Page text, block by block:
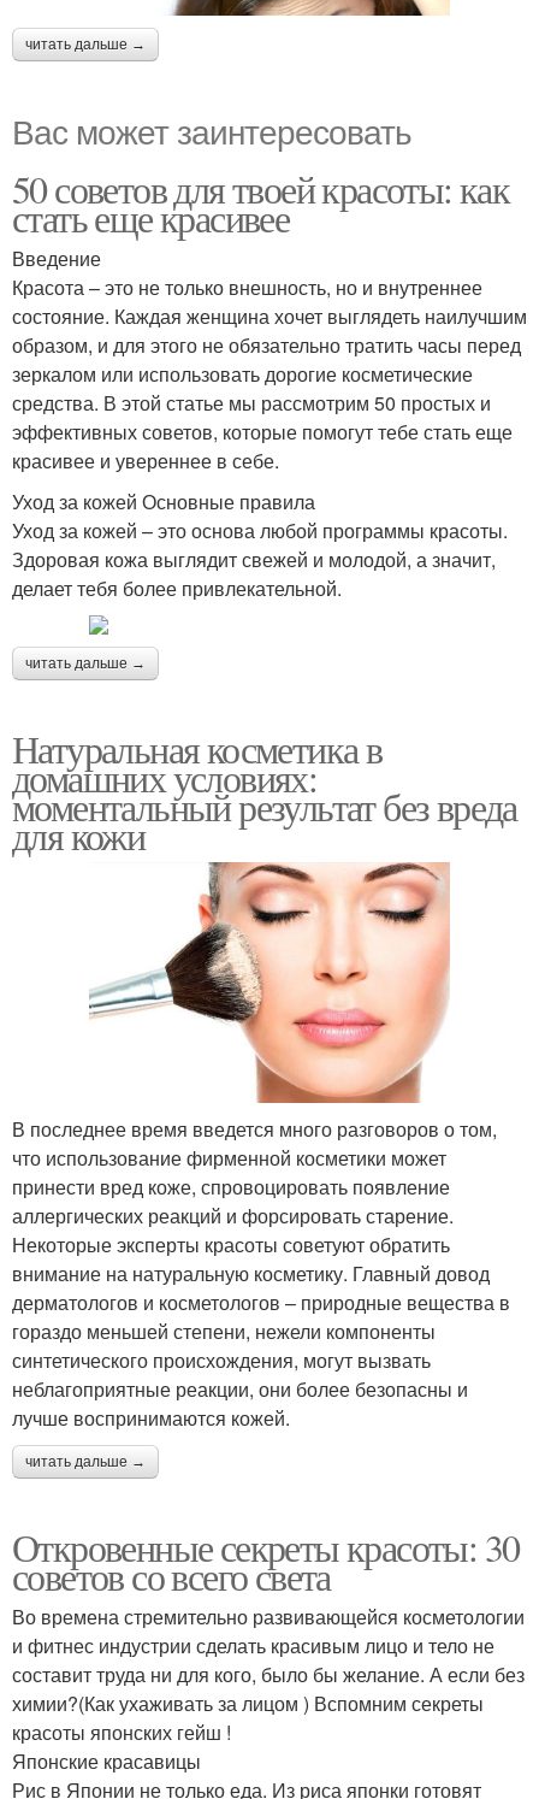
читать дальше →
Вас может заинтересовать
50 советов для твоей красоты: как
стать еще красивее
Введение
Красота – это не только внешность, но и внутреннее
состояние. Каждая женщина хочет выглядеть наилучшим
образом, и для этого не обязательно тратить часы перед
зеркалом или использовать дорогие косметические
средства. В этой статье мы рассмотрим 50 простых и
эффективных советов, которые помогут тебе стать еще
красивее и увереннее в себе.
Уход за кожей Основные правила
Уход за кожей – это основа любой программы красоты.
Здоровая кожа выглядит свежей и молодой, а значит,
делает тебя более привлекательной.
читать дальше →
Натуральная косметика в
домашних условиях:
моментальный результат без вреда
для кожи
В последнее время введется много разговоров о том,
что использование фирменной косметики может
принести вред коже, спровоцировать появление
аллергических реакций и форсировать старение.
Некоторые эксперты красоты советуют обратить
внимание на натуральную косметику. Главный довод
дерматологов и косметологов – природные вещества в
гораздо меньшей степени, нежели компоненты
синтетического происхождения, могут вызвать
неблагоприятные реакции, они более безопасны и
лучше воспринимаются кожей.
читать дальше →
Откровенные секреты красоты: 30
советов со всего света
Во времена стремительно развивающейся косметологии
и фитнес индустрии сделать красивым лицо и тело не
составит труда ни для кого, было бы желание. А если без
химии?(Как ухаживать за лицом ) Вспомним секреты
красоты японских гейш !
Японские красавицы
Рис в Японии не только еда. Из риса японки готовят